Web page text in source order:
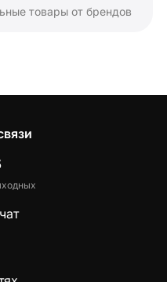
товары от брендов